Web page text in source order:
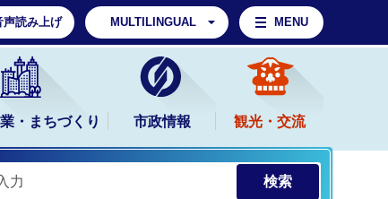
声読み上げ MULTILINGUAL MENU
・まちづくり 市政情報 観光・交流